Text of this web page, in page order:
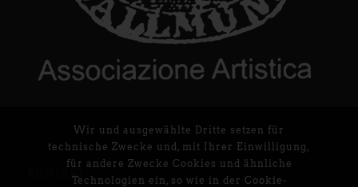
KONTAKT
Wir und ausgewählte Dritte setzen für
technische Zwecke und, mit Ihrer Einwilligung,
für andere Zwecke Cookies und ähnliche
Technologien ein, so wie in der Cookie-